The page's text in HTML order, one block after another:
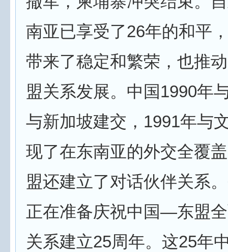
南亚已享受了26年的和平
带来了稳定和繁荣，也推
盟关系发展。中国1990年
与新加坡建交，1991年与
现了在东南亚的外交全覆
盟还建立了对话伙伴关系
正在准备庆祝中国—东盟
关系建立25周年。这25年